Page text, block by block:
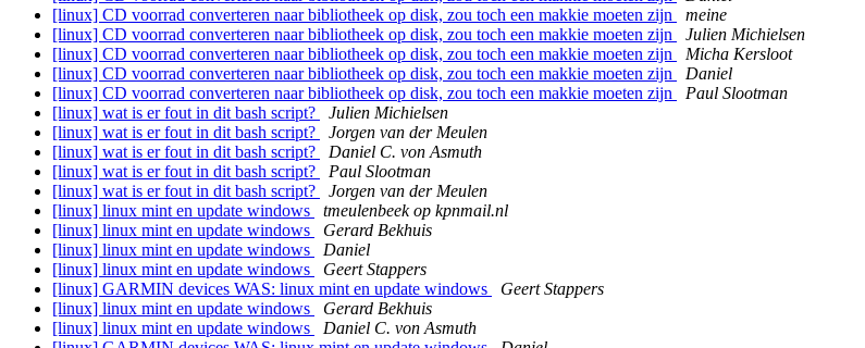
[linux] CD voorrad converteren naar bibliotheek op disk, zou toch een makkie moeten zijn
meine
[linux] CD voorrad converteren naar bibliotheek op disk, zou toch een makkie moeten zijn
Julien Michielsen
[linux] CD voorrad converteren naar bibliotheek op disk, zou toch een makkie moeten zijn
Micha Kersloot
[linux] CD voorrad converteren naar bibliotheek op disk, zou toch een makkie moeten zijn
Daniel
[linux] CD voorrad converteren naar bibliotheek op disk, zou toch een makkie moeten zijn
Paul Slootman
[linux] wat is er fout in dit bash script?
Julien Michielsen
[linux] wat is er fout in dit bash script?
Jorgen van der Meulen
[linux] wat is er fout in dit bash script?
Daniel C. von Asmuth
[linux] wat is er fout in dit bash script?
Paul Slootman
[linux] wat is er fout in dit bash script?
Jorgen van der Meulen
[linux] linux mint en update windows
tmeulenbeek op kpnmail.nl
[linux] linux mint en update windows
Gerard Bekhuis
[linux] linux mint en update windows
Daniel
[linux] linux mint en update windows
Geert Stappers
[linux] GARMIN devices WAS: linux mint en update windows
Geert Stappers
[linux] linux mint en update windows
Gerard Bekhuis
[linux] linux mint en update windows
Daniel C. von Asmuth